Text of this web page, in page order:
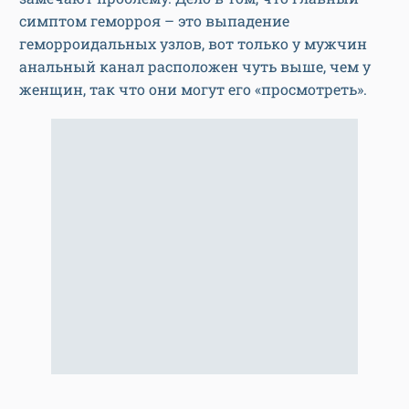
симптом геморроя – это выпадение
геморроидальных узлов, вот только у мужчин
анальный канал расположен чуть выше, чем у
женщин, так что они могут его «просмотреть».